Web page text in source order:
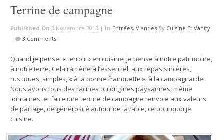
Terrine de campagne
Published On3 Novembre 2013 | In Entrées,Viandes By Cuisine Et Vanity
|
3 Comments
Quand je pense « terroir » en cuisine, je pense à notre patrimoine,
à notre terre. Cela ramène à l’essentiel, aux repas sincères,
rustiques, simples, « à la bonne franquette », à la campagnarde.
Nous avons tous des racines ou origines paysannes, même
lointaines, et faire une terrine de campagne renvoie aux valeurs
de partage, de générosité autour de la table, ce pourquoi je
cuisine.